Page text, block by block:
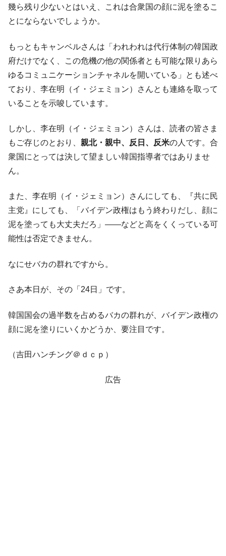
幾ら残り少ないとはいえ、これは合衆国の顔に泥を塗るこ
とにならないでしょうか。
もっともキャンベルさんは「われわれは代行体制の韓国政
府だけでなく、この危機の他の関係者とも可能な限りあら
ゆるコミュニケーションチャネルを開いている」とも述べ
ており、李在明（イ・ジェミョン）さんとも連絡を取って
いることを示唆しています。
しかし、李在明（イ・ジェミョン）さんは、読者の皆さま
もご存じのとおり、 親北・親中、反日、反米の人です。合
衆国にとっては決して望ましい韓国指導者ではありませ
ん。
また、李在明（イ・ジェミョン）さんにしても、『共に民
主党』にしても、「バイデン政権はもう終わりだし、顔に
泥を塗っても大丈夫だろ」――などと高をくくっている可
能性は否定できません。
なにせバカの群れですから。
さあ本日が、その「24日」です。
韓国国会の過半数を占めるバカの群れが、バイデン政権の
顔に泥を塗りにいくかどうか、要注目です。
（吉田ハンチング＠ｄｃｐ）
広告